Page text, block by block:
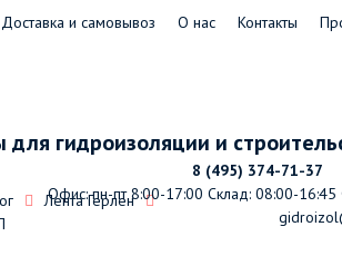
Доставка и самовывоз О нас Контакты
гидроизоляции и
8 (495) 374-71-37
Офис: пн-пт 8:00-17:00 Склад: 08:00-16:45
Лента Герлен